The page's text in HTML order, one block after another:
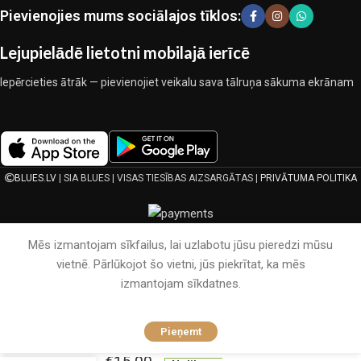
ekspluatācijas īpašības, pievilcīgu izstrādājumu izskatu, ilgu
lietošanas laiku un kalpošanas laiku.
Pievienojies mums sociālajos tīklos:
Lejupielādē lietotni mobilajā ierīcē
Iepērcieties ātrāk — pievienojiet veikalu sava tālruņa sākuma ekrānam
BLUES.LV| SIA BLUES | VISAS TIESĪBAS AIZSARGĀTAS | PRIVĀTUMA POLITIKA
Mēs izmantojam sīkfailus, lai uzlabotu jūsu pieredzi mūsu
vietnē. Pārlūkojot šo vietni, jūs piekrītat, ka mēs
izmantojam sīkdatnes.
Pieņemt